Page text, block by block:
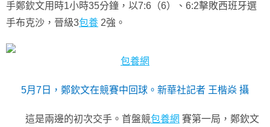
手鄭欽文用時1小時35分鐘，以7:6（6）、6:2擊敗西班牙選
手布克沙，晉級3包養 2強。
包養網
5月7日，鄭欽文在競賽中回球。新華社記者 王楷焱 攝
這是兩邊的初次交手。首盤競包養網 賽第一局，鄭欽文